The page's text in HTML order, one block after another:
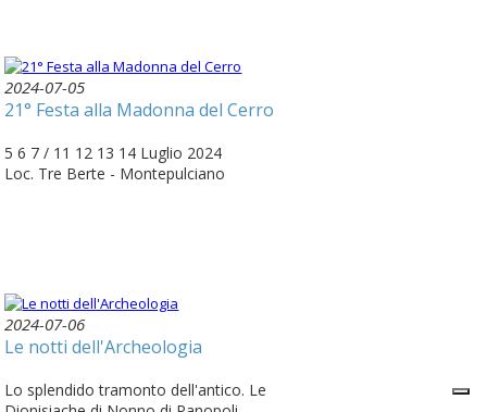
2024-07-05
21° Festa alla Madonna del Cerro
5 6 7 / 11 12 13 14 Luglio 2024
Loc. Tre Berte - Montepulciano
2024-07-06
Le notti dell'Archeologia
Lo splendido tramonto dell'antico. Le